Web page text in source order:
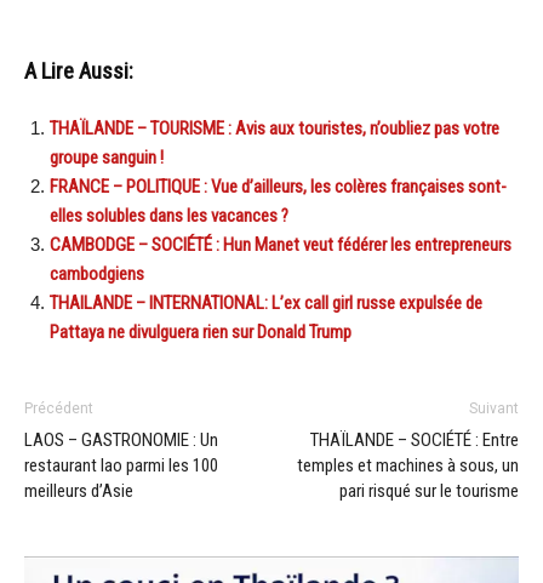
A Lire Aussi:
THAÏLANDE – TOURISME : Avis aux touristes, n’oubliez pas votre
groupe sanguin !
FRANCE – POLITIQUE : Vue d’ailleurs, les colères françaises sont-
elles solubles dans les vacances ?
CAMBODGE – SOCIÉTÉ : Hun Manet veut fédérer les entrepreneurs
cambodgiens
THAILANDE – INTERNATIONAL: L’ex call girl russe expulsée de
Pattaya ne divulguera rien sur Donald Trump
Précédent
LAOS – GASTRONOMIE : Un
restaurant lao parmi les 100
meilleurs d’Asie
Suivant
THAÏLANDE – SOCIÉTÉ : Entre
temples et machines à sous, un
pari risqué sur le tourisme